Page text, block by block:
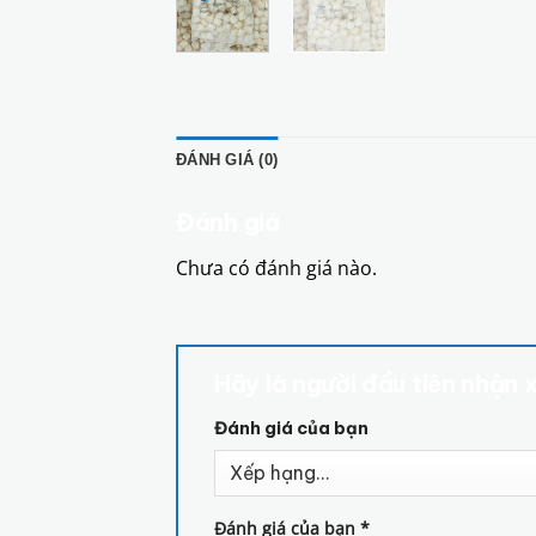
ĐÁNH GIÁ (0)
Chưa có đánh giá nào.
Đánh giá của bạn
Đánh giá của bạn *